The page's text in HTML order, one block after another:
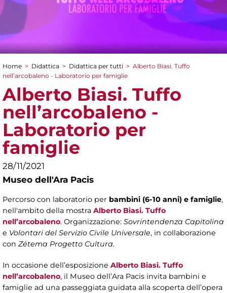
Tu sei qui
Home > Didattica > Didattica per tutti > Alberto Biasi. Tuffo
nell’arcobaleno - Laboratorio per famiglie
Alberto Biasi. Tuffo
nell’arcobaleno -
Laboratorio per
famiglie
28/11/2021
Museo dell'Ara Pacis
Percorso con laboratorio per bambini (6-10 anni) e famiglie,
nell'ambito della mostra Alberto Biasi. Tuffo
nell’arcobaleno. Organizzazione: Sovrintendenza Capitolina
e Volontari del Servizio Civile Universale, in collaborazione
con Zétema Progetto Cultura.
In occasione dell’esposizione Alberto Biasi. Tuffo
nell’arcobaleno, il Museo dell’Ara Pacis invita bambini e
famiglie ad una passeggiata guidata alla scoperta dell’opera